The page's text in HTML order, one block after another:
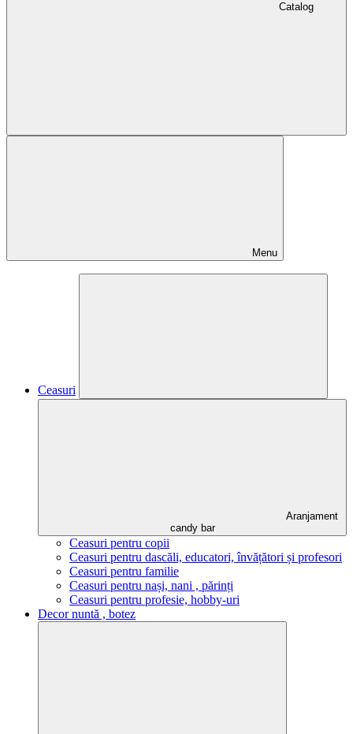
Catalog
Menu
Ceasuri
Aranjament
candy bar
Ceasuri pentru copii
Ceasuri pentru dascăli, educatori, învățători și profesori
Ceasuri pentru familie
Ceasuri pentru nași, nani , părinți
Ceasuri pentru profesie, hobby-uri
Decor nuntă , botez